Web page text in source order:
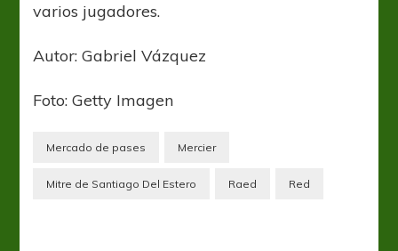
varios jugadores.
Autor: Gabriel Vázquez
Foto: Getty Imagen
Mercado de pases Mercier
Mitre de Santiago Del Estero Raed Red